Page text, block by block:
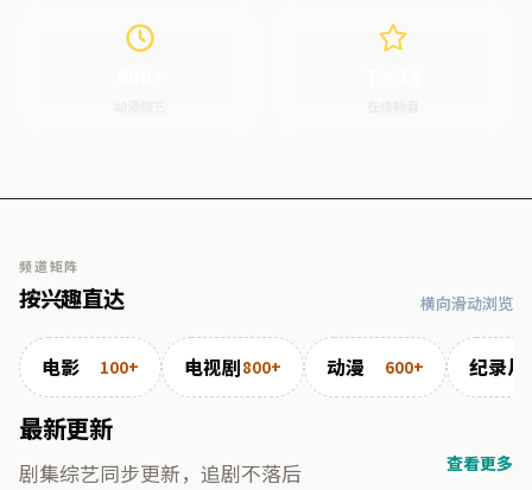
频道矩阵
按兴趣直达 横向滑动浏览
电影 100+ 电视剧800+ 动漫 600+ 纪录片
最新更新
剧集综艺同步更新，追剧不落后 查看更多